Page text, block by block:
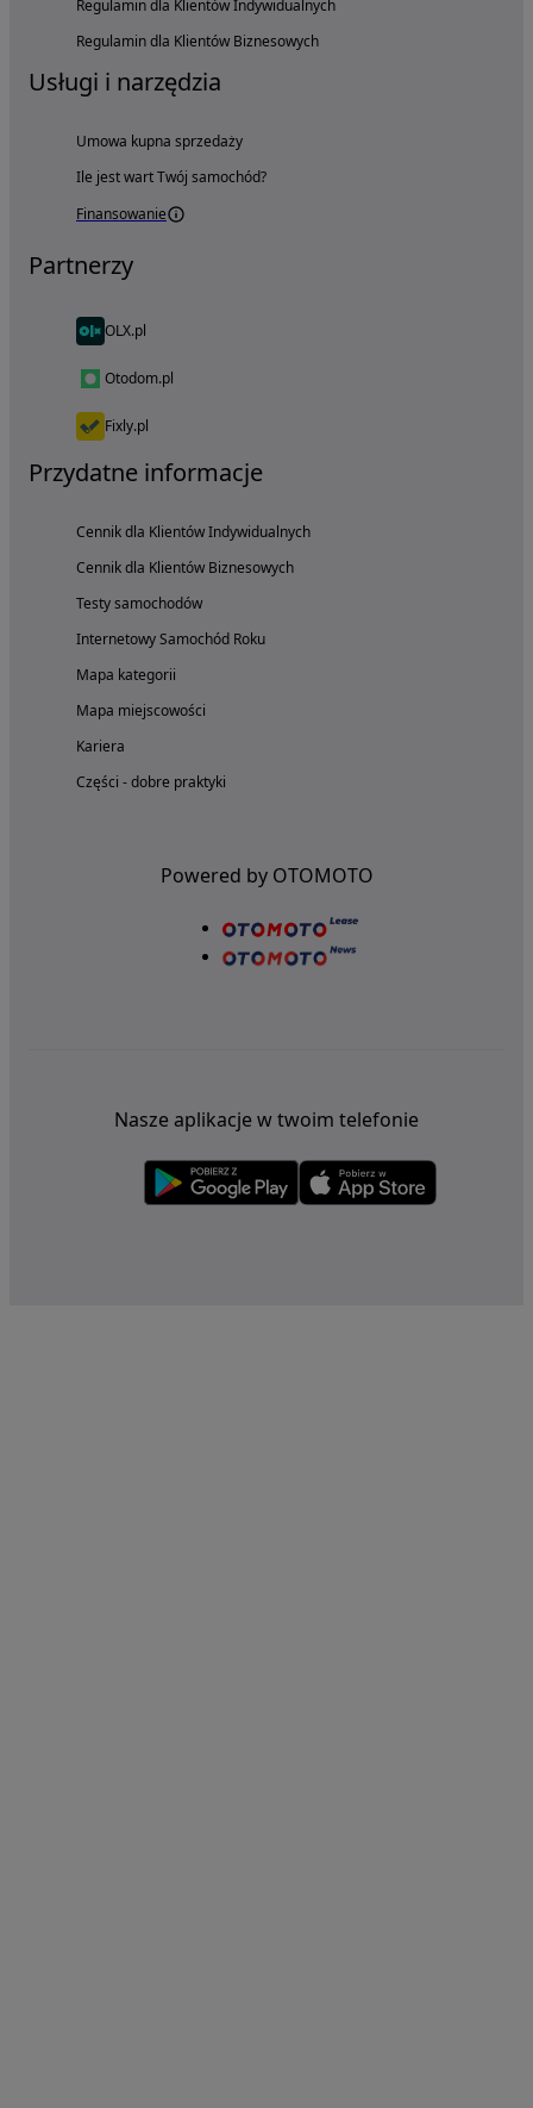
Regulamin dla Klientów Indywidualnych
Regulamin dla Klientów Biznesowych
Usługi i narzędzia
Umowa kupna sprzedaży
Ile jest wart Twój samochód?
Finansowanie
Partnerzy
OLX.pl
Otodom.pl
Fixly.pl
Przydatne informacje
Cennik dla Klientów Indywidualnych
Cennik dla Klientów Biznesowych
Testy samochodów
Internetowy Samochód Roku
Mapa kategorii
Mapa miejscowości
Kariera
Części - dobre praktyki
Powered by OTOMOTO
Nasze aplikacje w twoim telefonie